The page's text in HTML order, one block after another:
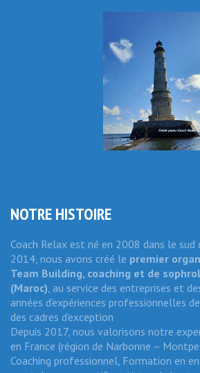
NOTRE HISTOIRE
Coach Relax est né en 2008 dans le sud
2014, nous avons créé le premier
Team Building, coaching et de
(Maroc) , au service des entreprises et
années d’expériences professionnelles
des cadres d’exception
Depuis 2017, nous valorisons notre
en France (région de Narbonne –
Coaching professionnel, Formation en